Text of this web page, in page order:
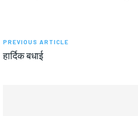
PREVIOUS ARTICLE
हार्दिक बधाई